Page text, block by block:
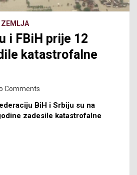
ZEMLJA
i FBiH prije 12
katastrofalne
Comments
BiH i Srbiju su na
zadesile katastrofalne